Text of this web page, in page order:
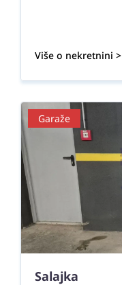
Više o nekretnini >
Garaže
Salajka